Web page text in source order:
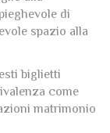
alla
di
spazio alla
biglietti
come
matrimonio